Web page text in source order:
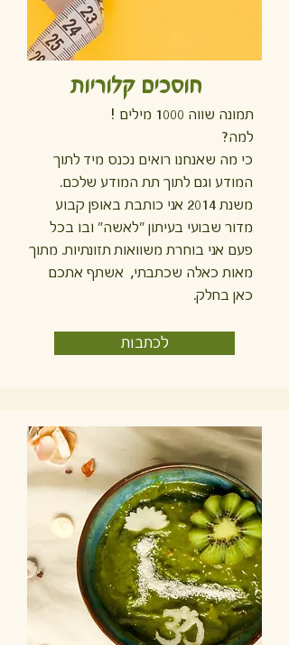
חוסכים קלוריות
תמונה שווה 1000 מילים !
למה?
כי מה שאנחנו רואים נכנס מיד לתוך
המודע וגם לתוך תת המודע שלכם.
משנת 2014 אני כותבת באופן קבוע
מדור שבועי בעיתון "לאשה" ובו בכל
פעם אני בוחרת משוואות תזונתיות. מתוך
מאות כאלה שכתבתי, אשתף אתכם
כאן בחלק.
לכתבות